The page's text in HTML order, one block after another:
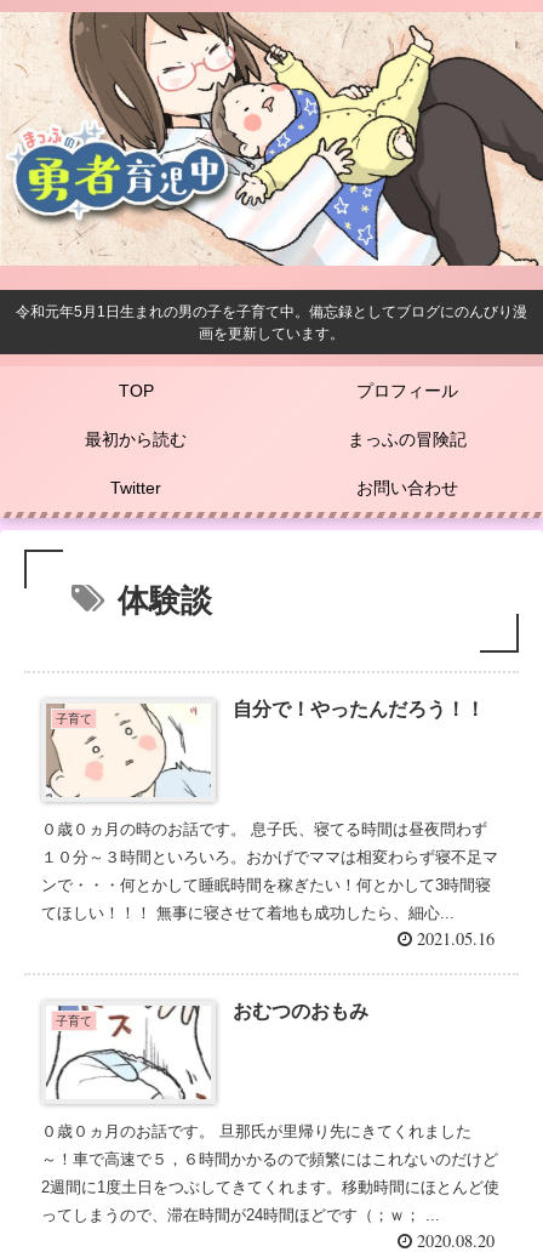
令和元年5月1日生まれの男の子を子育て中。備忘録としてブログにのんびり漫
画を更新しています。
TOP プロフィール
最初から読む まっふの冒険記
Twitter お問い合わせ
体験談
子育て 自分で！やったんだろう！！
０歳０ヵ月の時のお話です。 息子氏、寝てる時間は昼夜問わず
１０分～３時間といろいろ。おかげでママは相変わらず寝不足マ
ンで・・・何とかして睡眠時間を稼ぎたい！何とかして3時間寝
てほしい！！！ 無事に寝させて着地も成功したら、細心...
2021.05.16
子育て おむつのおもみ
０歳０ヵ月のお話です。 旦那氏が里帰り先にきてくれました
～！車で高速で５，６時間かかるので頻繁にはこれないのだけど
2週間に1度土日をつぶしてきてくれます。移動時間にほとんど使
ってしまうので、滞在時間が24時間ほどです（；ｗ； ...
2020.08.20